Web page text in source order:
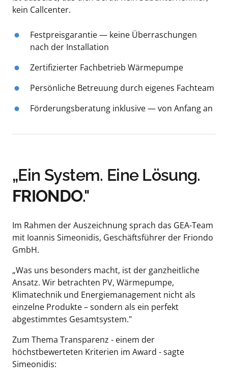
kein Callcenter.
Festpreisgarantie — keine Überraschungen
nach der Installation
Zertifizierter Fachbetrieb Wärmepumpe
Persönliche Betreuung durch eigenes Fachteam
Förderungsberatung inklusive — von Anfang an
FRIONDO."
Im Rahmen der Auszeichnung sprach das GEA-Team
mit Ioannis Simeonidis, Geschäftsführer der Friondo
GmbH.
„Was uns besonders macht, ist der ganzheitliche
Ansatz. Wir betrachten PV, Wärmepumpe,
Klimatechnik und Energiemanagement nicht als
einzelne Produkte – sondern als ein perfekt
abgestimmtes Gesamtsystem."
Zum Thema Transparenz - einem der
höchstbewerteten Kriterien im Award - sagte
Simeonidis: